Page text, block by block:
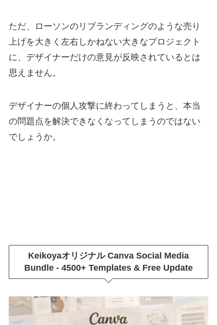
ただ、ローソンのリブランディングのような売り
上げを大きく左右しかねない大きなプロジェクト
に、デザイナーだけの意見が反映されているとは
思えません。
デザイナーの個人攻撃に終わってしまうと、本当
の問題点を解決できなくなってしまうのではない
でしょうか。
Keikoyaオリジナル Canva Social Media
Bundle - 4500+ Templates & Free Update